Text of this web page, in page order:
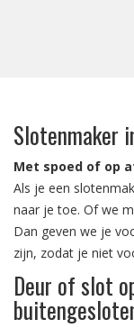
Slotenmaker
Met spoed of op
Als je een
naar je toe. Of we
Dan geven we je
zijn, zodat je niet
Deur of slot